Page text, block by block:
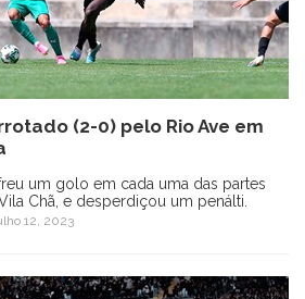
(2-0) pelo Rio Ave em
um golo em cada uma das partes
Chã, e desperdiçou um penálti.
12, 2023